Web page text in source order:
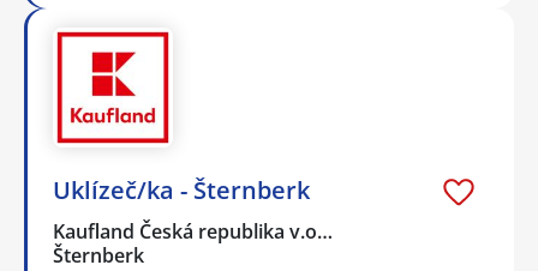
Uklízeč/ka - Šternberk
Kaufland Česká republika v.o…
Šternberk